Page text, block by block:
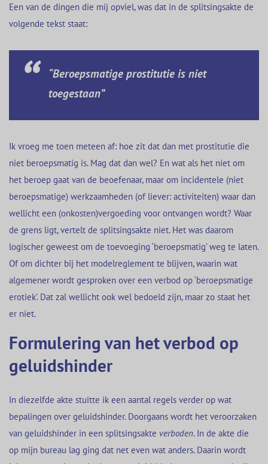
Een van de dingen die mij opviel, was dat in de splitsingsakte de
volgende tekst staat:
“Beroepsmatige prostitutie is niet
toegestaan”
Ik vroeg me toen meteen af: hoe zit dat dan met prostitutie die
niet beroepsmatig is. Mag dat dan wel? En wat als het niet om
het beroep gaat van de beoefenaar, maar om incidentele (niet
beroepsmatige) werkzaamheden (of liever: activiteiten) waar dan
wellicht een (onkosten)vergoeding voor ontvangen wordt? Waar
de grens ligt, vertelt de splitsingsakte niet. Het was daarom
logischer geweest om de toevoeging ‘beroepsmatig’ weg te laten.
Of om dichter bij het modelreglement te blijven, waarin wat
algemener wordt gesproken over een verbod op ‘beroepsmatige
erotiek’. Dat zal wellicht ook wel bedoeld zijn, maar zo staat het
er niet.
Formulering van het verbod op
geluidshinder
In diezelfde akte stuitte ik een aantal regels verder op wat
bepalingen over geluidshinder. Doorgaans wordt het veroorzaken
van geluidshinder in een splitsingsakte verboden. In de akte die
op mijn bureau lag ging dat net even wat anders. Daarin wordt